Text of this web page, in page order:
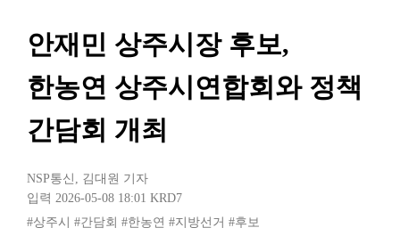
안재민 상주시장 후보,
한농연 상주시연합회와 정책
간담회 개최
NSP통신 , 김대원 기자
입력 2026-05-08 18:01 KRD7
#상주시
#간담회 #한농연 #지방선거 #후보